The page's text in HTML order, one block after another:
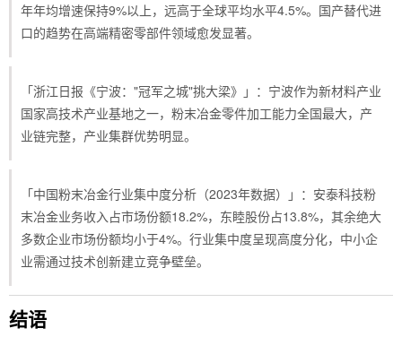
年年均增速保持9%以上，远高于全球平均水平4.5%。国产替代进
口的趋势在高端精密零部件领域愈发显著。
「浙江日报《宁波："冠军之城"挑大梁》」：宁波作为新材料产业
国家高技术产业基地之一，粉末冶金零件加工能力全国最大，产
业链完整，产业集群优势明显。
「中国粉末冶金行业集中度分析（2023年数据）」：安泰科技粉
末冶金业务收入占市场份额18.2%，东睦股份占13.8%，其余绝大
多数企业市场份额均小于4%。行业集中度呈现高度分化，中小企
业需通过技术创新建立竞争壁垒。
结语